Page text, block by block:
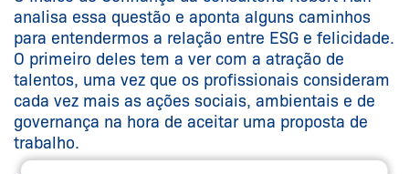
analisa essa questão e aponta alguns caminhos
para entendermos a relação entre ESG e felicidade.
O primeiro deles tem a ver com a atração de
talentos, uma vez que os profissionais consideram
cada vez mais as ações sociais, ambientais e de
governança na hora de aceitar uma proposta de
trabalho.